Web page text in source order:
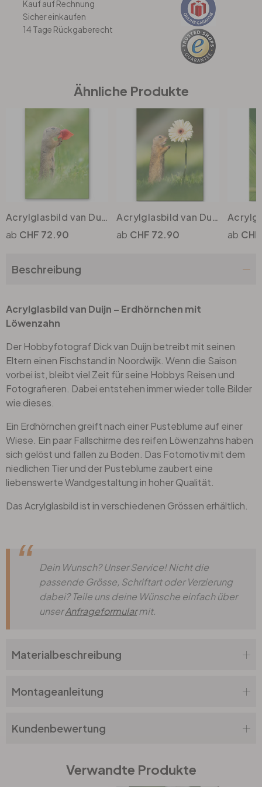
Büro
Eingangsbereich
Kauf auf Rechnung
Sicher einkaufen
14 Tage Rückgaberecht
Ähnliche Produkte
Acrylglasbild van Duijn - Erdhörnchen mit Mohnblume
CHF 72.90
Acrylglasbild van Duijn - Erdhörnchen mit Gerbera
CHF 72.90
Beschreibung
Acrylglasbild van Duijn – Erdhörnchen mit
Löwenzahn
Der Hobbyfotograf Dick van Duijn betreibt mit seinen
Eltern einen Fischstand in Noordwijk. Wenn die Saison
vorbei ist, bleibt viel Zeit für seine Hobbys Reisen und
Fotografieren. Dabei entstehen immer wieder tolle Bilder
wie dieses.
Ein Erdhörnchen greift nach einer Pusteblume auf einer
Wiese. Ein paar Fallschirme des reifen Löwenzahns haben
sich gelöst und fallen zu Boden. Das Fotomotiv mit dem
niedlichen Tier und der Pusteblume zaubert eine
liebenswerte Wandgestaltung in hoher Qualität.
Das Acrylglasbild ist in verschiedenen Grössen erhältlich.
Dein Wunsch? Unser Service! Nicht die
passende Grösse, Schriftart oder Verzierung
dabei? Teile uns deine Wünsche einfach über
unserAnfrageformularmit.
Materialbeschreibung
Montageanleitung
Kundenbewertung
Verwandte Produkte